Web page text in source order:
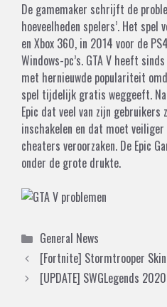
De gamemaker schrijft de
hoeveelheden spelers’. Het spel
en Xbox 360, in 2014 voor de
Windows-pc’s. GTA V heeft
met hernieuwde populariteit
spel tijdelijk gratis weggeeft.
Epic dat veel van zijn
inschakelen en dat moet veiliger
cheaters veroorzaken. De Epic
onder de grote drukte.
Categories
General News
[Fortnite] Stormtrooper Skin
[UPDATE] SWGLegends 2020